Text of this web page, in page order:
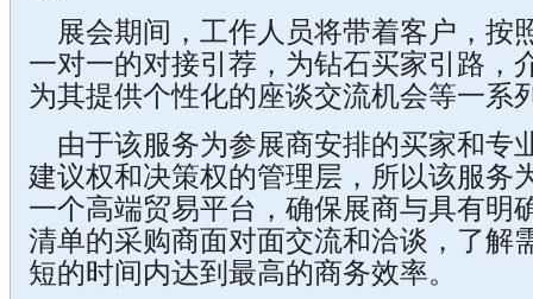
展会期间，工作人员将带着客户，按
一对一的对接引荐，为钻石买家引路，
为其提供个性化的座谈交流机会等一系
由于该服务为参展商安排的买家和专
建议权和决策权的管理层，所以该服务
一个高端贸易平台，确保展商与具有明
清单的采购商面对面交流和洽谈，了解
短的时间内达到最高的商务效率。